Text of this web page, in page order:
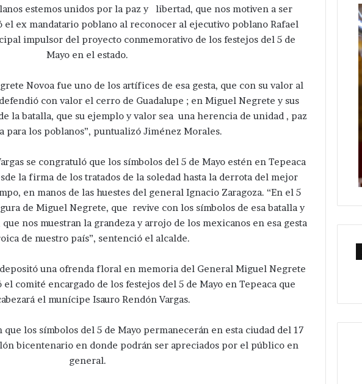
estemos unidos por la paz y libertad, que nos motiven a ser
el ex mandatario poblano al reconocer al ejecutivo poblano Rafael
impulsor del proyecto conmemorativo de los festejos del 5 de
Mayo en el estado.
Novoa fue uno de los artífices de esa gesta, que con su valor al
con valor el cerro de Guadalupe ; en Miguel Negrete y sus
la batalla, que su ejemplo y valor sea una herencia de unidad , paz
para los poblanos”, puntualizó Jiménez Morales.
se congratuló que los símbolos del 5 de Mayo estén en Tepeaca
la firma de los tratados de la soledad hasta la derrota del mejor
en manos de las huestes del general Ignacio Zaragoza. “En el 5
de Miguel Negrete, que revive con los símbolos de esa batalla y
nos muestran la grandeza y arrojo de los mexicanos en esa gesta
de nuestro país”, sentenció el alcalde.
una ofrenda floral en memoria del General Miguel Negrete
comité encargado de los festejos del 5 de Mayo en Tepeaca que
el munícipe Isauro Rendón Vargas.
los símbolos del 5 de Mayo permanecerán en esta ciudad del 17
bicentenario en donde podrán ser apreciados por el público en
general.